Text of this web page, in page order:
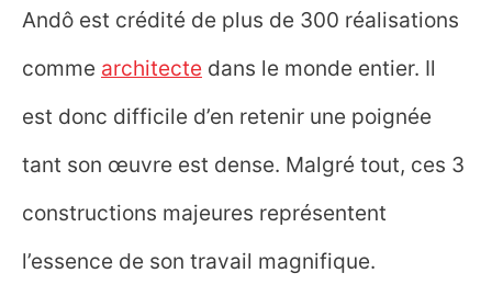
Andô est crédité de plus de 300 réalisations
comme architecte dans le monde entier. Il
est donc difficile d’en retenir une poignée
tant son œuvre est dense. Malgré tout, ces 3
constructions majeures représentent
l’essence de son travail magnifique.